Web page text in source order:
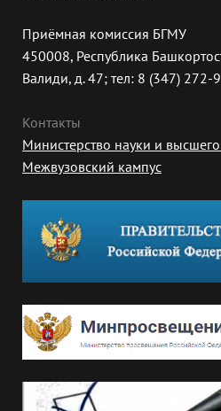
Приёмная комиссия БГМУ
450008, Республика
Валиди, д. 47; тел: 8 (347) 272-
Контакты
Министерство науки и
Межвузовский кампус